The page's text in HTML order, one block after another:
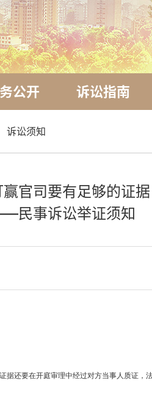
公开 诉讼指南
诉讼须知
赢官司要有足够的证据
民事诉讼举证须知
还要在开庭审理中经过对方当事人质证，